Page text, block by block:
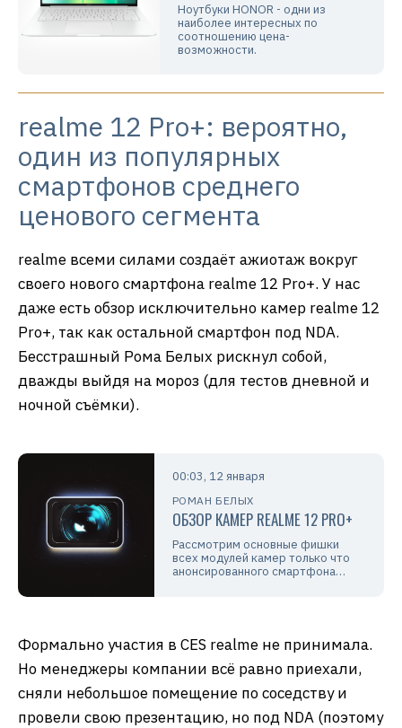
Ноутбуки HONOR - одни из
наиболее интересных по
соотношению цена-
возможности.
realme 12 Pro+: вероятно,
один из популярных
смартфонов среднего
ценового сегмента
realme всеми силами создаёт ажиотаж вокруг
своего нового смартфона realme 12 Pro+. У нас
даже есть обзор исключительно камер realme 12
Pro+, так как остальной смартфон под NDA.
Бесстрашный Рома Белых рискнул собой,
дважды выйдя на мороз (для тестов дневной и
ночной съёмки).
00:03, 12 января
РОМАН БЕЛЫХ
ОБЗОР КАМЕР REALME 12 PRO+
Рассмотрим основные фишки
всех модулей камер только что
анонсированного смартфона…
Формально участия в CES realme не принимала.
Но менеджеры компании всё равно приехали,
сняли небольшое помещение по соседству и
провели свою презентацию, но под NDA (поэтому